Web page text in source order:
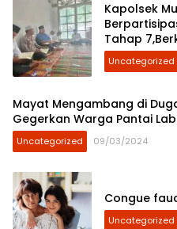
Kapolsek
Tahap
Untuk Terus
Uncategorized
Mayat Mengambang di
Gegerkan Warga Pantai
Uncategorized 09/03/2024
Congue
Uncategorized